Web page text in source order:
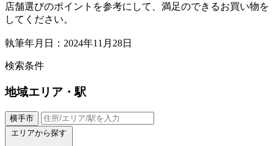
店舗選びのポイントを参考にして、満足のできるお買い物を
してください。
執筆年月日：2024年11月28日
検索条件
地域エリア・駅
横手市
エリアから探す